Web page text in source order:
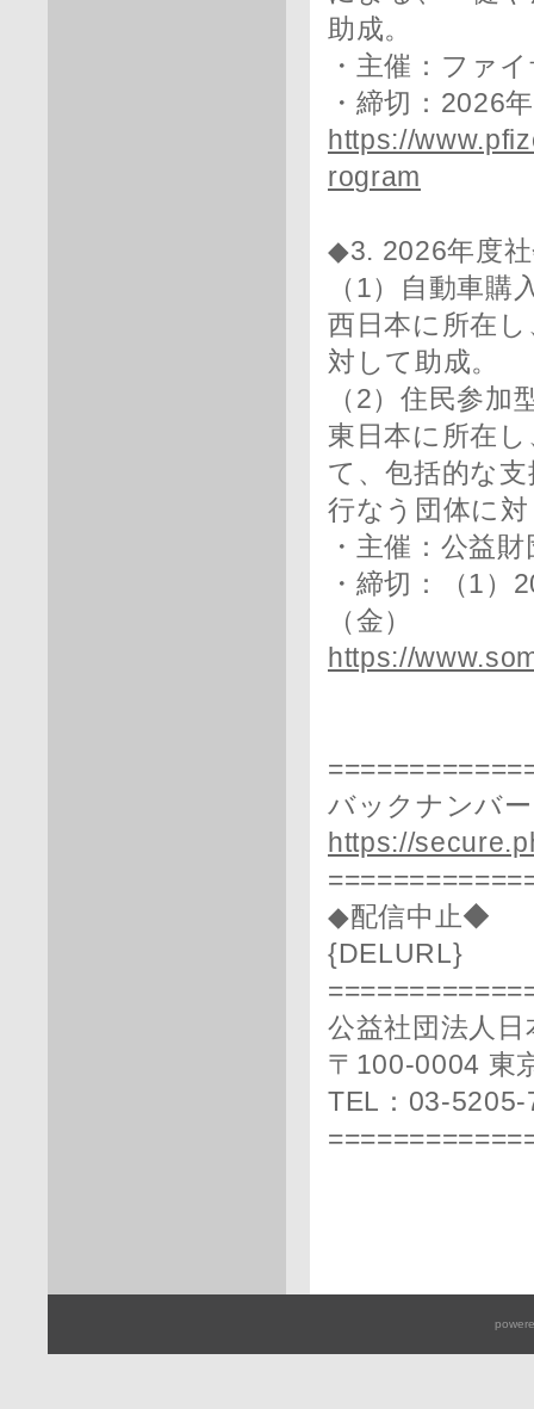
助成。
・主催：ファ
・締切：2026
https://
rogram
◆3. 2026年度
（1）自動車購
西日本に所在
対して助成。
（2）住民参加
東日本に所在
て、包括的な
行なう団体に
・主催：公益
・締切：（1
（金）
https://
バックナンバ
https://
◆配信中止◆
{DELURL}
公益社団法人
〒100-0004 東
TEL：03-